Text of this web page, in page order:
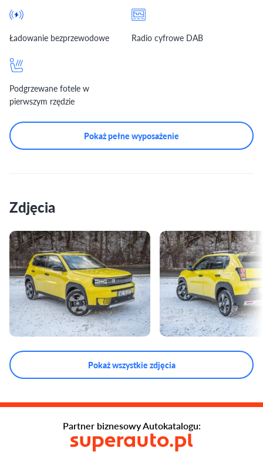
Ładowanie bezprzewodowe Radio cyfrowe DAB
Podgrzewane fotele w
pierwszym rzędzie
Pokaż pełne wyposażenie
Zdjęcia
Pokaż wszystkie zdjęcia
Partner biznesowy Autokatalogu: